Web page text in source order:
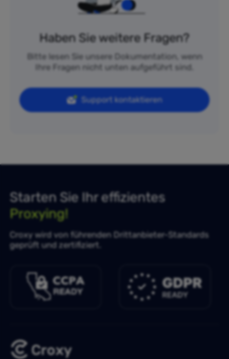
Haben Sie weitere Fragen?
Bitte lesen Sie unsere Dokumentation, wenn
Ihre Fragen nicht unten aufgeführt sind.
Support kontaktieren
Starten Sie Ihr effizientes
Proxying!
Croxy wird von führenden Drittanbieter-Standards
geprüft und zertifiziert.